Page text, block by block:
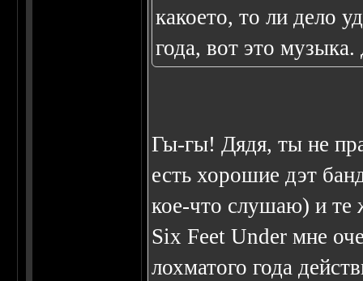
какоето, то ли дело
года, вот это музыка.
Гы-гы! Дядя, ты не
есть хорошие дэт
кое-что слушаю) и
Six Feet Under мне
лохматого года